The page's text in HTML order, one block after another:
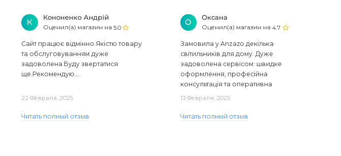
К
Кононенко Андрій
Оценил(а) магазин на 5.0
Сайт працює відмінно.Якістю товару
та обслуговуванням дуже
задоволена.Буду звертатися
ще.Рекомендую...
22 Февраля, 2025
Читать полный отзыв
О
Оксана
Оценил(а) магазин на4.7
Замовила у Anzazo декілька
світильників для дому. Дуже
задоволена сервісом: швидке
оформлення, професійна
консультація та оперативна
13 Февраля, 2025
Читать полный отзыв